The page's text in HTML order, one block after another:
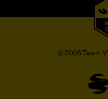
© 2026 Team